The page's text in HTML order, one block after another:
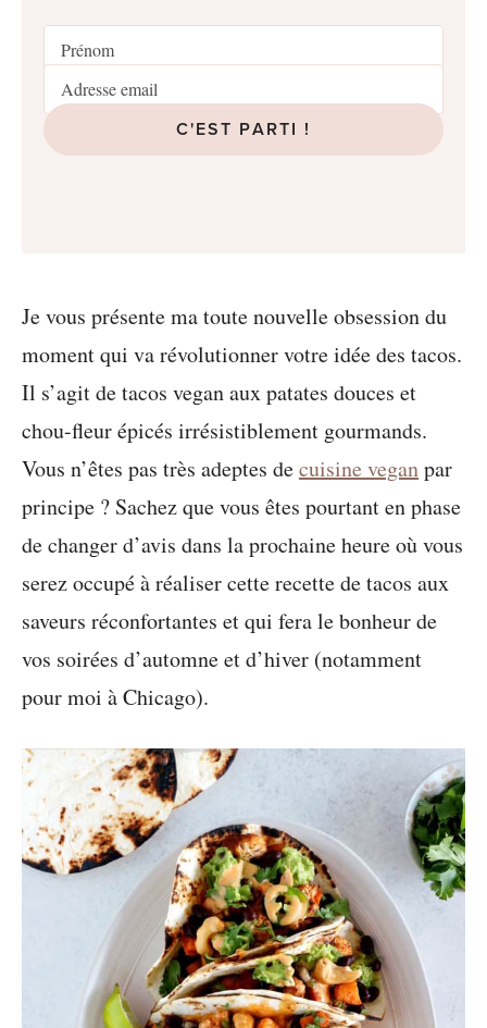
C'EST PARTI !
Je vous présente ma toute nouvelle obsession du
moment qui va révolutionner votre idée des tacos.
Il s’agit de tacos vegan aux patates douces et
chou-fleur épicés irrésistiblement gourmands.
Vous n’êtes pas très adeptes decuisine veganpar
principe ? Sachez que vous êtes pourtant en phase
de changer d’avis dans la prochaine heure où vous
serez occupé à réaliser cette recette de tacos aux
saveurs réconfortantes et qui fera le bonheur de
vos soirées d’automne et d’hiver (notamment
pour moi à Chicago).